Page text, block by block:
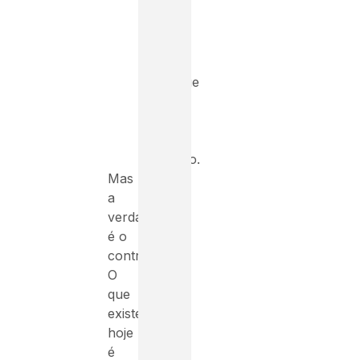
consegue
profissão.
Mas
a
verdade
é o
contrário.
O
que
existe
hoje
é